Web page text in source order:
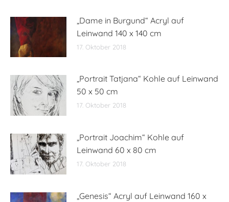
„Dame in Burgund“ Acryl auf
Leinwand 140 x 140 cm
17. Oktober 2018
„Portrait Tatjana“ Kohle auf Leinwand
50 x 50 cm
17. Oktober 2018
„Portrait Joachim“ Kohle auf
Leinwand 60 x 80 cm
17. Oktober 2018
„Genesis“ Acryl auf Leinwand 160 x